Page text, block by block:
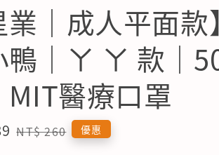
業｜成人平面
鴨｜ㄚ ㄚ 款｜
MIT醫療口罩
Regular
NT$ 260 優惠